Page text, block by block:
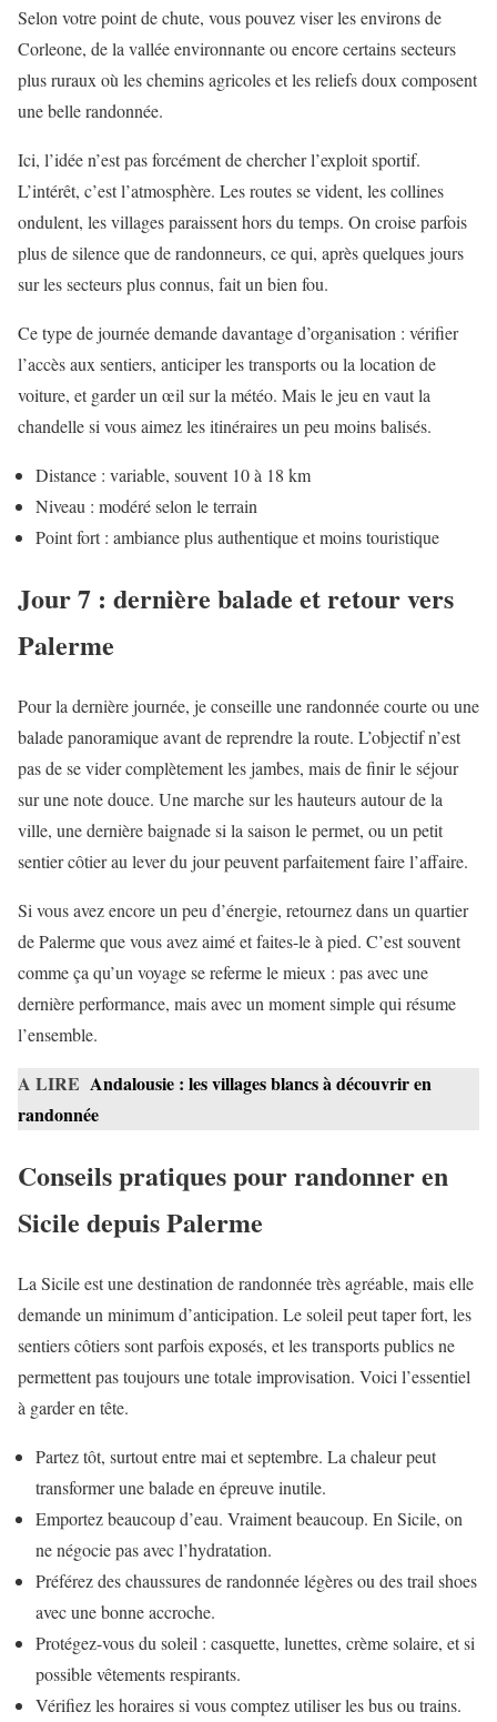
Selon votre point de chute, vous pouvez viser les environs de
Corleone, de la vallée environnante ou encore certains secteurs
plus ruraux où les chemins agricoles et les reliefs doux composent
une belle randonnée.
Ici, l’idée n’est pas forcément de chercher l’exploit sportif.
L’intérêt, c’est l’atmosphère. Les routes se vident, les collines
ondulent, les villages paraissent hors du temps. On croise parfois
plus de silence que de randonneurs, ce qui, après quelques jours
sur les secteurs plus connus, fait un bien fou.
Ce type de journée demande davantage d’organisation : vérifier
l’accès aux sentiers, anticiper les transports ou la location de
voiture, et garder un œil sur la météo. Mais le jeu en vaut la
chandelle si vous aimez les itinéraires un peu moins balisés.
Distance : variable, souvent 10 à 18 km
Niveau : modéré selon le terrain
Point fort : ambiance plus authentique et moins touristique
Jour 7 : dernière balade et retour vers
Palerme
Pour la dernière journée, je conseille une randonnée courte ou une
balade panoramique avant de reprendre la route. L’objectif n’est
pas de se vider complètement les jambes, mais de finir le séjour
sur une note douce. Une marche sur les hauteurs autour de la
ville, une dernière baignade si la saison le permet, ou un petit
sentier côtier au lever du jour peuvent parfaitement faire l’affaire.
Si vous avez encore un peu d’énergie, retournez dans un quartier
de Palerme que vous avez aimé et faites-le à pied. C’est souvent
comme ça qu’un voyage se referme le mieux : pas avec une
dernière performance, mais avec un moment simple qui résume
l’ensemble.
A LIRE Andalousie : les villages blancs à découvrir en
randonnée
Conseils pratiques pour randonner en
Sicile depuis Palerme
La Sicile est une destination de randonnée très agréable, mais elle
demande un minimum d’anticipation. Le soleil peut taper fort, les
sentiers côtiers sont parfois exposés, et les transports publics ne
permettent pas toujours une totale improvisation. Voici l’essentiel
à garder en tête.
Partez tôt, surtout entre mai et septembre. La chaleur peut
transformer une balade en épreuve inutile.
Emportez beaucoup d’eau. Vraiment beaucoup. En Sicile, on
ne négocie pas avec l’hydratation.
Préférez des chaussures de randonnée légères ou des trail shoes
avec une bonne accroche.
Protégez-vous du soleil : casquette, lunettes, crème solaire, et si
possible vêtements respirants.
Vérifiez les horaires si vous comptez utiliser les bus ou trains.